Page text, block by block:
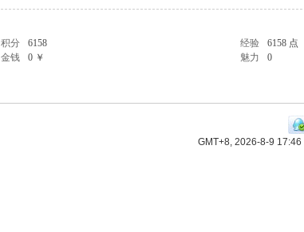
积分 6158 经验
6158 点
金钱 0 ￥ 魅力
0
GMT+8, 2026-8-9 17:46